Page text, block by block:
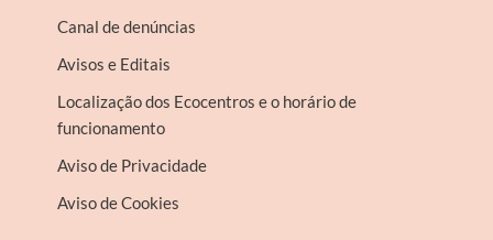
Canal de denúncias
Avisos e Editais
Localização dos Ecocentros e o horário de
funcionamento
Aviso de Privacidade
Aviso de Cookies